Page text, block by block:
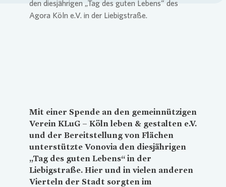
Loading...
Mit einer Spende an den gemeinnützigen
Verein KLuG – Köln leben & gestalten e.V.
und der Bereitstellung von Flächen
unterstützte Vonovia den diesjährigen
„Tag des guten Lebens“ in der
Liebigstraße. Hier und in vielen anderen
Vierteln der Stadt sorgten im